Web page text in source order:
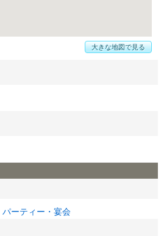
大きな地図で見る
パーティー・宴会